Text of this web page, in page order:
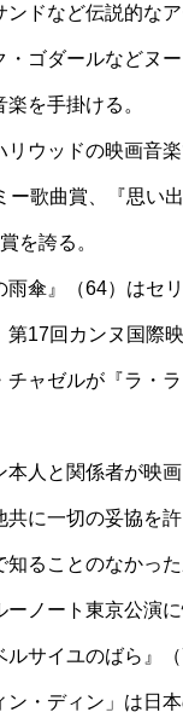
ンドなど伝説的な
・ゴダールなどヌ
を手掛ける。
ウッドの映画音
ー歌曲賞、『思い
を誇る。
雨傘』（64）はセ
17回カンヌ国際
チャゼルが『ラ・
人と関係者が映
共に一切の妥協を
知ることのなかっ
ーノート東京公演
ルサイユのばら』
ン・ディン」は日